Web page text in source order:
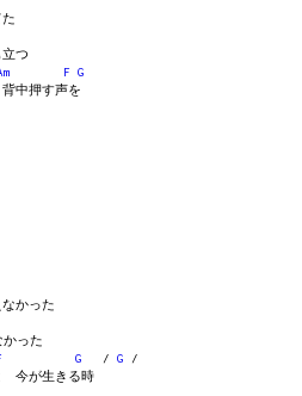
つ
F
G
中押す声を
かった
った
G / G /
今が生きる時